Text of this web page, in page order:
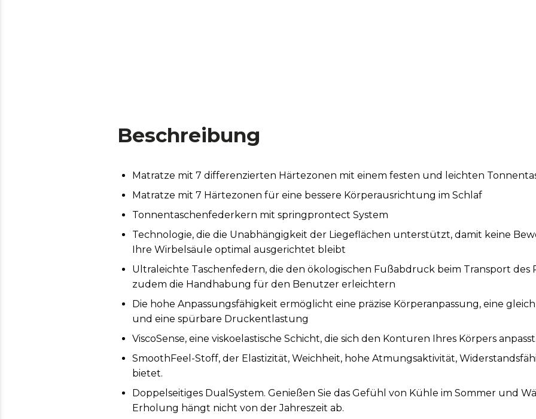
Beschreibung
Matratze mit 7 differenzierten Härtezonen mit einem festen und leichten
Matratze mit 7 Härtezonen für eine bessere Körperausrichtung im Schlaf
Tonnentaschenfederkern mit springprontect System
Technologie, die die Unabhängigkeit der Liegeflächen unterstützt, damit keine
Ihre Wirbelsäule optimal ausgerichtet bleibt
Ultraleichte Taschenfedern, die den ökologischen Fußabdruck beim Transport
zudem die Handhabung für den Benutzer erleichtern
Die hohe Anpassungsfähigkeit ermöglicht eine präzise Körperanpassung, eine
und eine spürbare Druckentlastung
ViscoSense, eine viskoelastische Schicht, die sich den Konturen Ihres Körpers anpasst.
SmoothFeel-Stoff, der Elastizität, Weichheit, hohe Atmungsaktivität,
bietet.
Doppelseitiges DualSystem. Genießen Sie das Gefühl von Kühle im Sommer und
Erholung hängt nicht von der Jahreszeit ab.